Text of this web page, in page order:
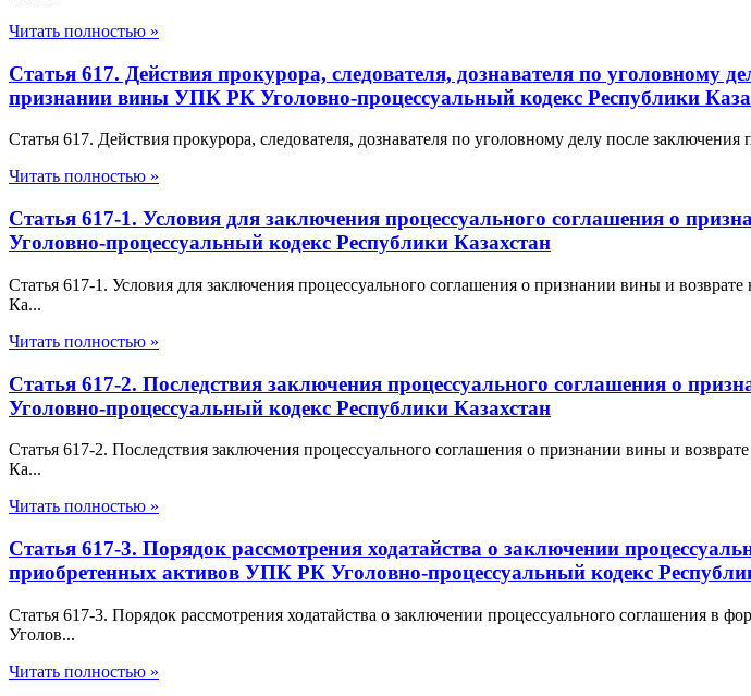
Читать полностью »
Статья 617. Действия прокурора, следователя, дознавателя по уголовному
признании вины УПК РК Уголовно-процессуальный кодекс Республики
Статья 617. Действия прокурора, следователя, дознавателя по уголовному делу после
Читать полностью »
Статья 617-1. Условия для заключения процессуального соглашения о
Уголовно-процессуальный кодекс Республики Казахстан
Статья 617-1. Условия для заключения процессуального соглашения о признании вины и
Ка...
Читать полностью »
Статья 617-2. Последствия заключения процессуального соглашения о
Уголовно-процессуальный кодекс Республики Казахстан
Статья 617-2. Последствия заключения процессуального соглашения о признании вины и
Ка...
Читать полностью »
Статья 617-3. Порядок рассмотрения ходатайства о заключении
приобретенных активов УПК РК Уголовно-процессуальный кодекс
Статья 617-3. Порядок рассмотрения ходатайства о заключении процессуального соглашения
Уголов...
Читать полностью »